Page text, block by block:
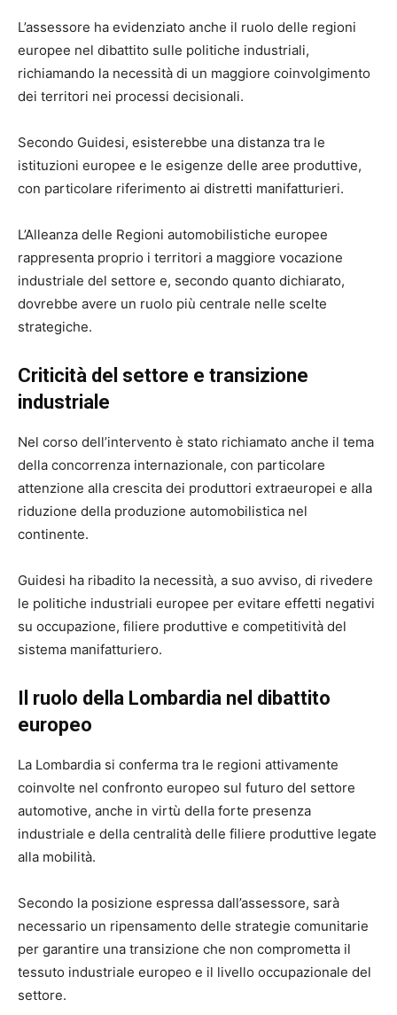
L’assessore ha evidenziato anche il ruolo delle regioni
europee nel dibattito sulle politiche industriali,
richiamando la necessità di un maggiore coinvolgimento
dei territori nei processi decisionali.
Secondo Guidesi, esisterebbe una distanza tra le
istituzioni europee e le esigenze delle aree produttive,
con particolare riferimento ai distretti manifatturieri.
L’Alleanza delle Regioni automobilistiche europee
rappresenta proprio i territori a maggiore vocazione
industriale del settore e, secondo quanto dichiarato,
dovrebbe avere un ruolo più centrale nelle scelte
strategiche.
Criticità del settore e transizione
industriale
Nel corso dell’intervento è stato richiamato anche il tema
della concorrenza internazionale, con particolare
attenzione alla crescita dei produttori extraeuropei e alla
riduzione della produzione automobilistica nel
continente.
Guidesi ha ribadito la necessità, a suo avviso, di rivedere
le politiche industriali europee per evitare effetti negativi
su occupazione, filiere produttive e competitività del
sistema manifatturiero.
Il ruolo della Lombardia nel dibattito
europeo
La Lombardia si conferma tra le regioni attivamente
coinvolte nel confronto europeo sul futuro del settore
automotive, anche in virtù della forte presenza
industriale e della centralità delle filiere produttive legate
alla mobilità.
Secondo la posizione espressa dall’assessore, sarà
necessario un ripensamento delle strategie comunitarie
per garantire una transizione che non comprometta il
tessuto industriale europeo e il livello occupazionale del
settore.